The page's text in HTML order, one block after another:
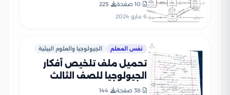
10 صفحة
225
6 مايو 2024
نفس المعلم الجيولوجيا والعلوم البيئية
تحميل ملف تلخيص أفكار
الجيولوجيا للصف الثالث
الثانوي
38 صفحة
144